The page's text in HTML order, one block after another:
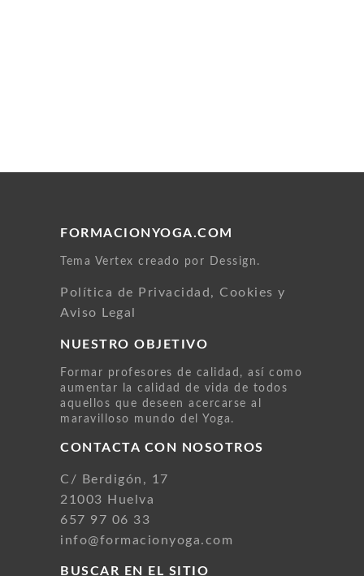
FORMACIONYOGA.COM
Tema Vertex creado por Dessign.
Política de Privacidad, Cookies y
Aviso Legal
NUESTRO OBJETIVO
Formar profesores de calidad, así como
aumentar la calidad de vida de todos
aquellos que deseen acercarse al
maravilloso mundo del Yoga.
CONTACTA CON NOSOTROS
C/ Berdigón, 17
21003 Huelva
657 97 06 33
info@formacionyoga.com
BUSCAR EN EL SITIO